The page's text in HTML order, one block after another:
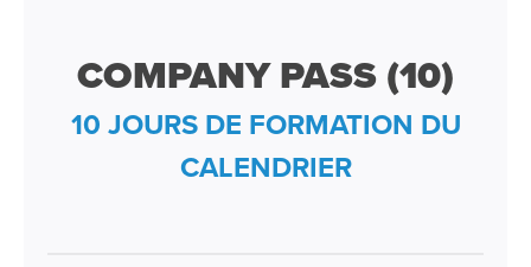
COMPANY PASS (10)
10 JOURS DE FORMATION DU
CALENDRIER